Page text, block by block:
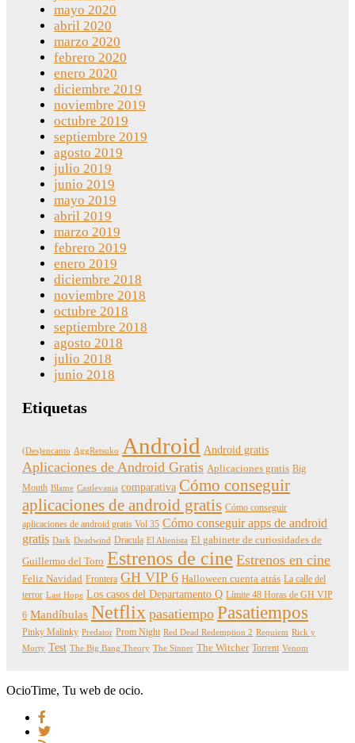
mayo 2020
abril 2020
marzo 2020
febrero 2020
enero 2020
diciembre 2019
noviembre 2019
octubre 2019
septiembre 2019
agosto 2019
julio 2019
junio 2019
mayo 2019
abril 2019
marzo 2019
febrero 2019
enero 2019
diciembre 2018
noviembre 2018
octubre 2018
septiembre 2018
agosto 2018
julio 2018
junio 2018
Etiquetas
(Des)encanto AggRetsuko Android Android gratis
Aplicaciones de Android Gratis Aplicaciones gratis Big
Mouth Blame Castlevania comparativa Cómo conseguir
aplicaciones de android gratis Cómo conseguir
aplicaciones de android gratis Vol 35 Cómo conseguir apps de android
gratis Dark Deadwind Dracula El Alienista El gabinete de curiosidades de
Guillermo del Toro Estrenos de cine Estrenos en cine
Feliz Navidad Frontera GH VIP 6 Halloween cuenta atrás La calle del
terror Last Hope Los casos del Departamento Q Límite 48 Horas de GH VIP
6 Mandíbulas Netflix pasatiempo Pasatiempos
Pinky Malinky Predator Prom Night Red Dead Redemption 2 Requiem Rick y
Morty Test The Big Bang Theory The Sinner The Witcher Torrent Venom
OcioTime, Tu web de ocio.